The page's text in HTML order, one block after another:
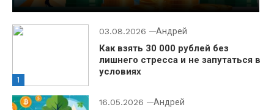
1
03.08.2026 Андрей
Как взять 30 000 рублей без
лишнего стресса и не запутаться в
условиях
16.05.2026 Андрей